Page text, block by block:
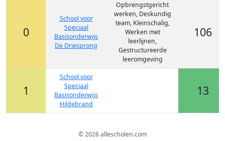
0
School voor
Speciaal
Basisonderwijs
De Driesprong
Opbrengstgericht
werken, Deskundig
team, Kleinschalig,
Werken met
leerlijnen,
Gestructureerde
leeromgeving
106
1
School voor
Speciaal
Basisonderwijs
Hildebrand
13
© 2026 allescholen.com